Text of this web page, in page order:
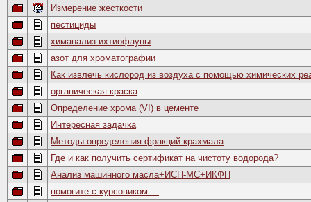
Измерение жесткости
пестициды
химанализ ихтиофауны
азот для хроматографии
Как извлечь кислород из воздуха с помощью химических
органическая краска
Определение хрома (VI) в цементе
Интересная задачка
Методы определения фракций крахмала
Где и как получить сертификат на чистоту водорода?
Анализ машинного масла+ИСП-МС+ИКФП
помогите с курсовиком....